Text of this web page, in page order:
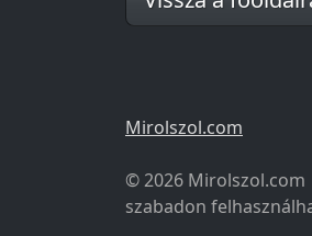
Mirolszol.com
© 2026 Mirolszol.com
szabadon